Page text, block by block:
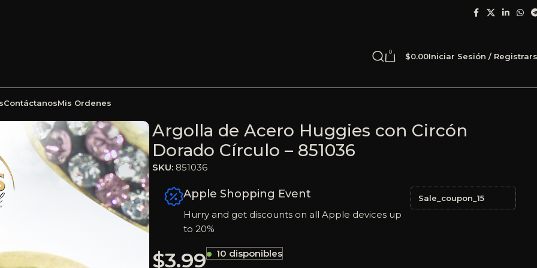
0 $0.00Iniciar Sesión /
ContáctanosMis Ordenes
Argolla de Acero Huggies con Circón
Dorado Círculo – 851036
SKU: 851036
Apple Shopping Event
Hurry and get discounts on all Apple devices up
to 20%
Sale_coupon_15
$3.99 10 disponibles